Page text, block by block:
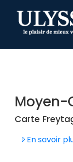
TEST
Moyen-
Carte
En savoir